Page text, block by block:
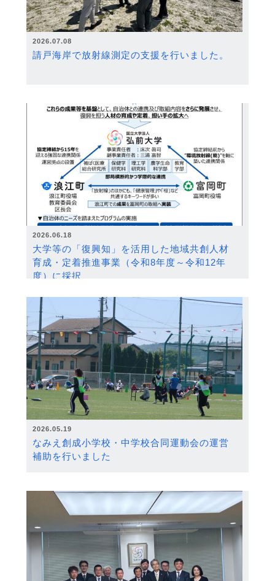
2026.07.08
請戸海岸で放射線測定の支援を行いました。
2026.06.18
大学等の「復興知」を活用した地域共創人材
育成・定着推進事業（令和8年度～令和12年
度）に採択
2026.05.19
なみえ創成小学校・中学校合同運動会の運営
補助を行いました